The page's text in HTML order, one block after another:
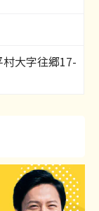
大字往郷17-